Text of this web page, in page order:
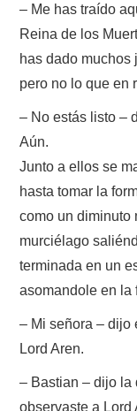
– Me has traído
Reina de los
has dado muchos
pero no lo que en
– No estás listo –
Aún.
Junto a ellos se
hasta tomar la
como un diminuto
murciélago
terminada en un
asomandole en la
– Mi señora – dijo
Lord Aren.
– Bastian – dijo la
observaste a Lord